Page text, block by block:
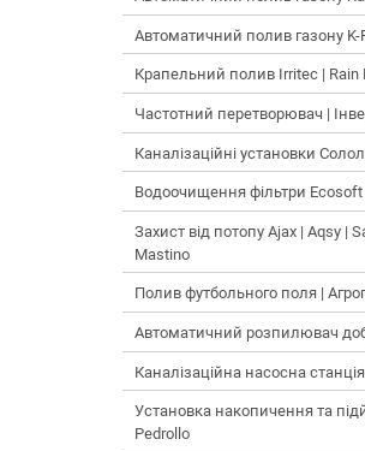
Автоматичний полив газону K-
Крапельний полив Irritec | Rain
Частотний перетворювач |
Каналізаційні установки
Водоочищення фільтри Ecosoft
Захист від потопу Ajax | Aqsy |
Mastino
Полив футбольного поля |
Автоматичний розпилювач
Каналізаційна насосна станція
Установка накопичення та
Pedrollo